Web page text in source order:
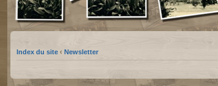
Index du site ‹ Newsletter